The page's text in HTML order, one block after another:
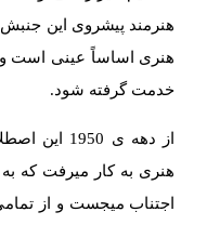
هنرمند پیشروی این
هنری اساساً عینی است و
خدمت گرفته شود.
از دهه ­ی
هنری به کار می­رفت که
اجتناب می­جست و از